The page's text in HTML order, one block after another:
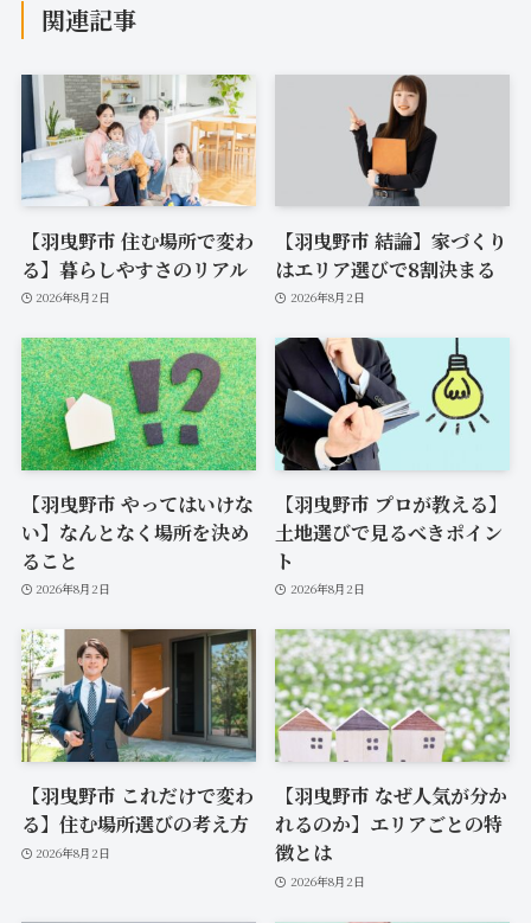
関連記事
【羽曳野市 住む場所で変わ
る】暮らしやすさのリアル
2026年8月2日
【羽曳野市 結論】家づくり
はエリア選びで8割決まる
2026年8月2日
【羽曳野市 やってはいけな
い】なんとなく場所を決め
ること
2026年8月2日
【羽曳野市 プロが教える】
土地選びで見るべきポイン
ト
2026年8月2日
【羽曳野市 これだけで変わ
る】住む場所選びの考え方
2026年8月2日
【羽曳野市 なぜ人気が分か
れるのか】エリアごとの特
徴とは
2026年8月2日